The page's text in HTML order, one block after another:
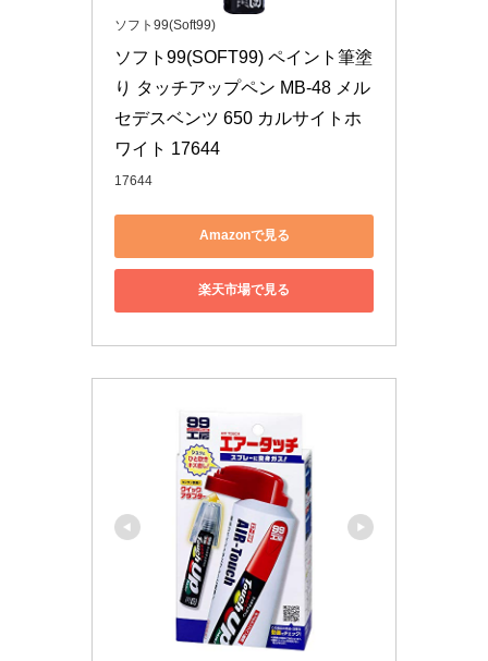
ソフト99(Soft99)
ソフト99(SOFT99) ペイント筆塗
り タッチアップペン MB-48 メル
セデスベンツ 650 カルサイトホ
ワイト 17644
17644
Amazonで見る
楽天市場で見る